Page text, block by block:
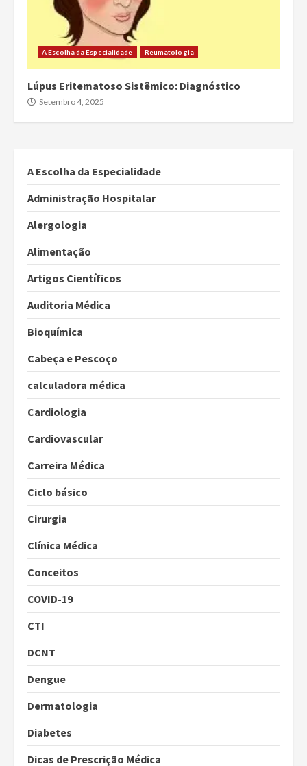
A Escolha da Especialidade Reumatologia
Lúpus Eritematoso Sistêmico: Diagnóstico
Setembro 4, 2025
A Escolha da Especialidade
Administração Hospitalar
Alergologia
Alimentação
Artigos Científicos
Auditoria Médica
Bioquímica
Cabeça e Pescoço
calculadora médica
Cardiologia
Cardiovascular
Carreira Médica
Ciclo básico
Cirurgia
Clínica Médica
Conceitos
COVID-19
CTI
DCNT
Dengue
Dermatologia
Diabetes
Dicas de Prescrição Médica